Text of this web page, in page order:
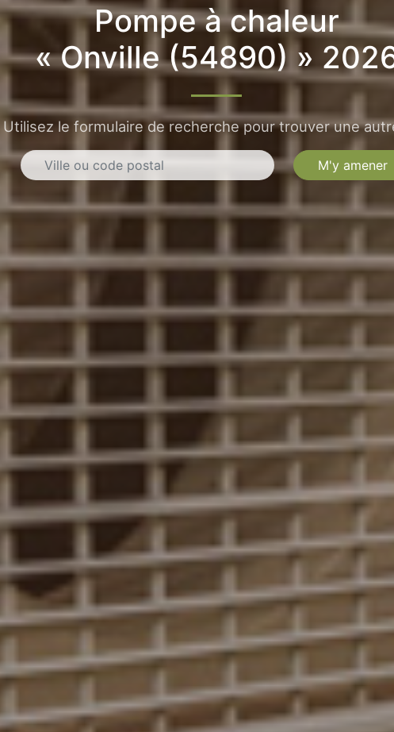
Pompe à chaleur
« Onville (54890) »
Utilisez le formulaire de recherche pour trouver une
M'y amener